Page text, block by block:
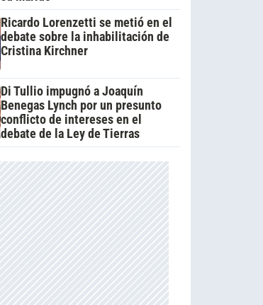
Ricardo Lorenzetti se metió en el
debate sobre la inhabilitación de
Cristina Kirchner
Di Tullio impugnó a Joaquín
Benegas Lynch por un presunto
conflicto de intereses en el
debate de la Ley de Tierras